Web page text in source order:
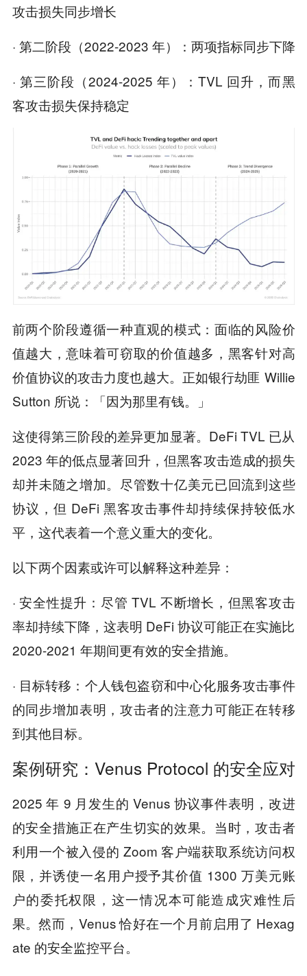
攻击损失同步增长
· 第二阶段（2022-2023 年）：两项指标同步下降
· 第三阶段（2024-2025 年）：TVL 回升，而黑
客攻击损失保持稳定
前两个阶段遵循一种直观的模式：面临的风险价
值越大，意味着可窃取的价值越多，黑客针对高
价值协议的攻击力度也越大。正如银行劫匪 Willie
Sutton 所说：「因为那里有钱。」
这使得第三阶段的差异更加显著。DeFi TVL 已从
2023 年的低点显著回升，但黑客攻击造成的损失
却并未随之增加。尽管数十亿美元已回流到这些
协议，但 DeFi 黑客攻击事件却持续保持较低水
平，这代表着一个意义重大的变化。
以下两个因素或许可以解释这种差异：
· 安全性提升：尽管 TVL 不断增长，但黑客攻击
率却持续下降，这表明 DeFi 协议可能正在实施比
2020-2021 年期间更有效的安全措施。
· 目标转移：个人钱包盗窃和中心化服务攻击事件
的同步增加表明，攻击者的注意力可能正在转移
到其他目标。
案例研究：Venus Protocol 的安全应对
2025 年 9 月发生的 Venus 协议事件表明，改进
的安全措施正在产生切实的效果。当时，攻击者
利用一个被入侵的 Zoom 客户端获取系统访问权
限，并诱使一名用户授予其价值 1300 万美元账
户的委托权限，这一情况本可能造成灾难性后
果。然而，Venus 恰好在一个月前启用了 Hexag
ate 的安全监控平台。